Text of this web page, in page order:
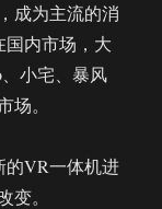
成为主流的消
内市场，大
小宅、暴风
场。
的VR一体机进
变。